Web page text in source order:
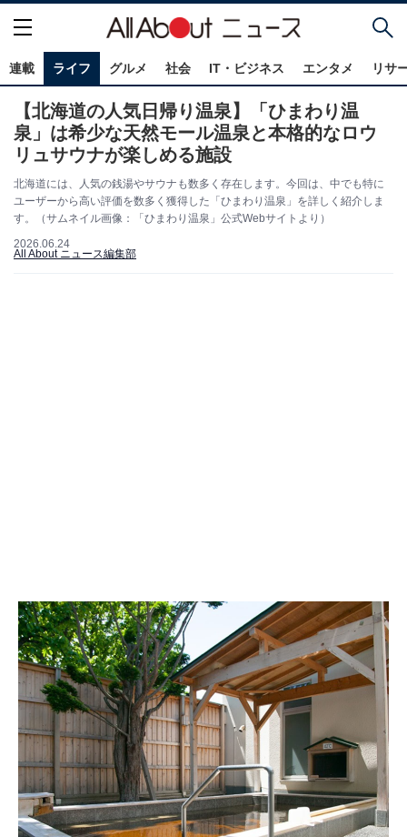
連載 ライフ グルメ 社会 IT・ビジネス エンタメ リサ
【北海道の人気日帰り温泉】「ひまわり温
泉」は希少な天然モール温泉と本格的なロウ
リュサウナが楽しめる施設
北海道には、人気の銭湯やサウナも数多く存在します。今回は、中でも特に
ユーザーから高い評価を数多く獲得した「ひまわり温泉」を詳しく紹介しま
す。（サムネイル画像：「ひまわり温泉」公式Webサイトより）
2026.06.24
All About ニュース編集部